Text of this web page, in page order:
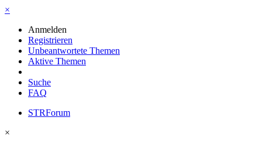
×
Anmelden
Registrieren
Unbeantwortete Themen
Aktive Themen
Suche
FAQ
STRForum
×